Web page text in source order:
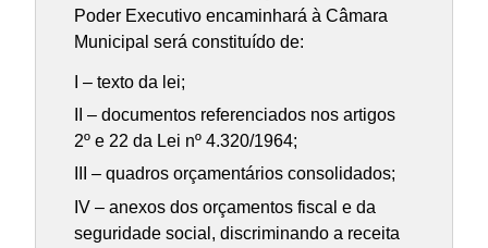
Poder Executivo encaminhará à Câmara
Municipal será constituído de:
I – texto da lei;
II – documentos referenciados nos artigos
2º e 22 da Lei nº 4.320/1964;
III – quadros orçamentários consolidados;
IV – anexos dos orçamentos fiscal e da
seguridade social, discriminando a receita